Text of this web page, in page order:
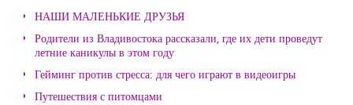
НАШИ МАЛЕНЬКИЕ ДРУЗЬЯ
Родители из Владивостока рассказали, где их дети проведут
летние каникулы в этом году
Гейминг против стресса: для чего играют в видеоигры
Путешествия с питомцами